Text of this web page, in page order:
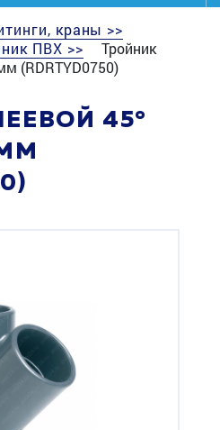
краны >>
ПВХ >>
Тройник
(RDRTYD0750)
45°